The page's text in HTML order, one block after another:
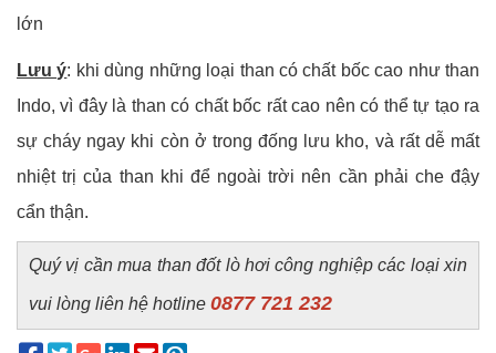
lớn
Lưu ý: khi dùng những loại than có chất bốc cao như than
Indo, vì đây là than có chất bốc rất cao nên có thể tự tạo ra
sự cháy ngay khi còn ở trong đống lưu kho, và rất dễ mất
nhiệt trị của than khi để ngoài trời nên cần phải che đậy
cẩn thận.
Quý vị cần mua than đốt lò hơi công nghiệp các loại xin
vui lòng liên hệ hotline 0877 721 232